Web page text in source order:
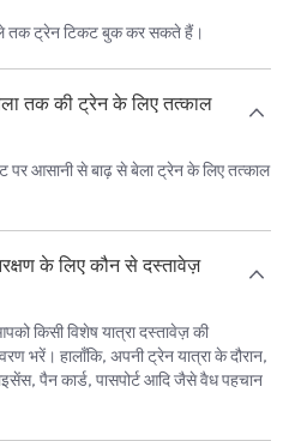
तक ट्रेन टिकट बुक कर सकते हैं।
तक की ट्रेन के लिए तत्काल
आसानी से बाढ़ से बेला ट्रेन के लिए तत्काल
के लिए कौन से दस्तावेज़
किसी विशेष यात्रा दस्तावेज़ की
भरें। हालाँकि, अपनी ट्रेन यात्रा के दौरान,
पैन कार्ड, पासपोर्ट आदि जैसे वैध पहचान